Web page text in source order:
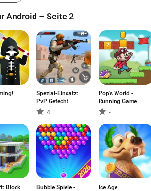
Android – Seite 2
Spezial-Einsatz:
PvP Gefecht
4
Pop's World -
Running Game
-
Block
Bubble Spiele -
Ice Age